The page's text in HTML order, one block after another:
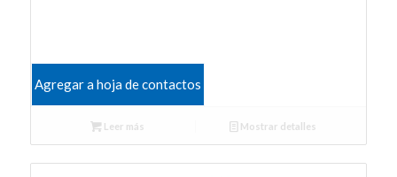
Agregar a hoja de contactos
Leer más Mostrar detalles